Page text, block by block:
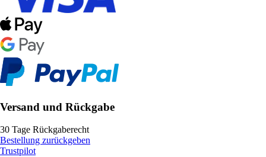
Versand und Rückgabe
30 Tage Rückgaberecht
Bestellung zurückgeben
Trustpilot